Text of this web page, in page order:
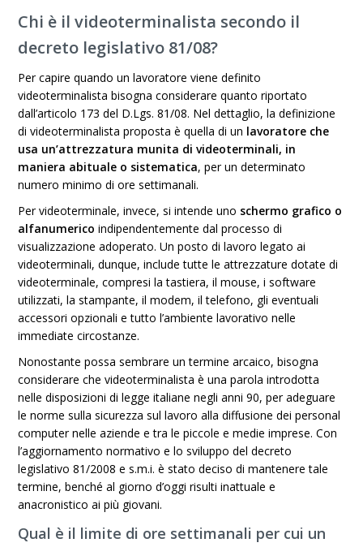
Chi è il videoterminalista secondo il
decreto legislativo 81/08?
Per capire quando un lavoratore viene definito
videoterminalista bisogna considerare quanto riportato
dall’articolo 173 del D.Lgs. 81/08. Nel dettaglio, la definizione
di videoterminalista proposta è quella di un lavoratore che
usa un’attrezzatura munita di videoterminali, in
maniera abituale o sistematica, per un determinato
numero minimo di ore settimanali.
Per videoterminale, invece, si intende uno schermo grafico o
alfanumerico indipendentemente dal processo di
visualizzazione adoperato. Un posto di lavoro legato ai
videoterminali, dunque, include tutte le attrezzature dotate di
videoterminale, compresi la tastiera, il mouse, i software
utilizzati, la stampante, il modem, il telefono, gli eventuali
accessori opzionali e tutto l’ambiente lavorativo nelle
immediate circostanze.
Nonostante possa sembrare un termine arcaico, bisogna
considerare che videoterminalista è una parola introdotta
nelle disposizioni di legge italiane negli anni 90, per adeguare
le norme sulla sicurezza sul lavoro alla diffusione dei personal
computer nelle aziende e tra le piccole e medie imprese. Con
l’aggiornamento normativo e lo sviluppo del decreto
legislativo 81/2008 e s.m.i. è stato deciso di mantenere tale
termine, benché al giorno d’oggi risulti inattuale e
anacronistico ai più giovani.
Qual è il limite di ore settimanali per cui un